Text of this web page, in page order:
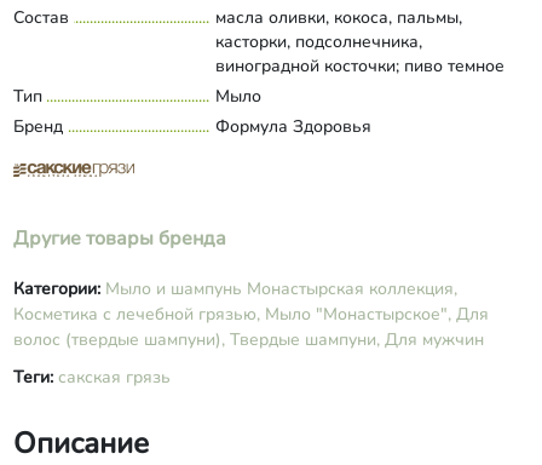
Состав
масла оливки, кокоса, пальмы,
касторки, подсолнечника,
виноградной косточки; пиво темное
нефильтрованное; вода
дистиллированная, экстракты: солод
ржаной, хмель; эфирные масла:
Развернуть состав
Тип
Мыло
Бренд
Формула Здоровья
Другие товары бренда
Категории: Мыло и шампунь Монастырская коллекция,
Косметика с лечебной грязью, Мыло "Монастырское", Для
волос (твердые шампуни), Твердые шампуни, Для мужчин
Теги: сакская грязь
Описание